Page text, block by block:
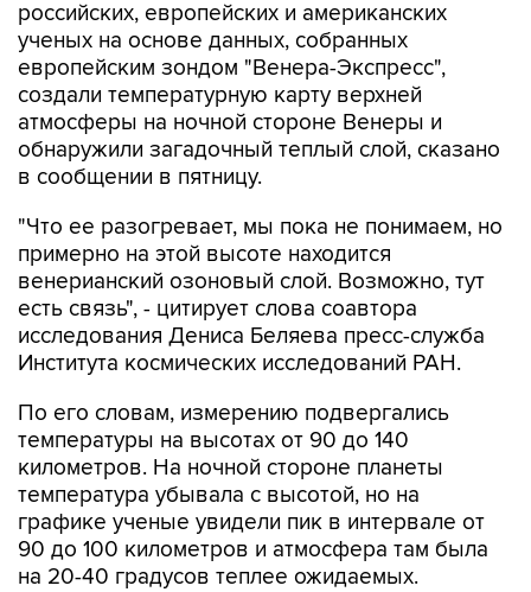
российских, европейских и американских
ученых на основе данных, собранных
европейским зондом "Венера-Экспресс",
создали температурную карту верхней
атмосферы на ночной стороне Венеры и
обнаружили загадочный теплый слой, сказано
в сообщении в пятницу.
"Что ее разогревает, мы пока не понимаем, но
примерно на этой высоте находится
венерианский озоновый слой. Возможно, тут
есть связь", - цитирует слова соавтора
исследования Дениса Беляева пресс-служба
Института космических исследований РАН.
По его словам, измерению подвергались
температуры на высотах от 90 до 140
километров. На ночной стороне планеты
температура убывала с высотой, но на
графике ученые увидели пик в интервале от
90 до 100 километров и атмосфера там была
на 20-40 градусов теплее ожидаемых.